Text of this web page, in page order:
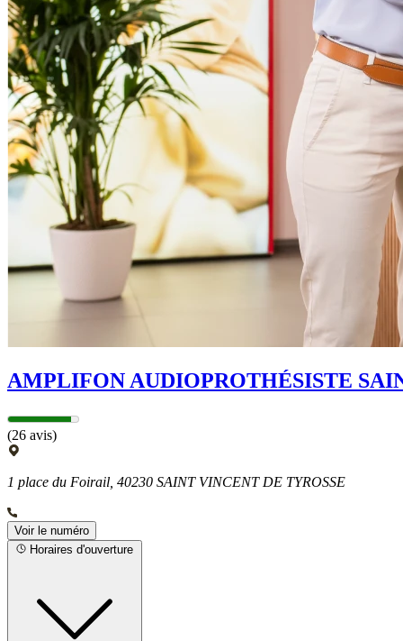
AMPLIFON AUDIOPROTHÉSISTE
(26 avis)
1 place du Foirail, 40230 SAINT VINCENT DE TYROSSE
Voir le numéro
Horaires d'ouverture